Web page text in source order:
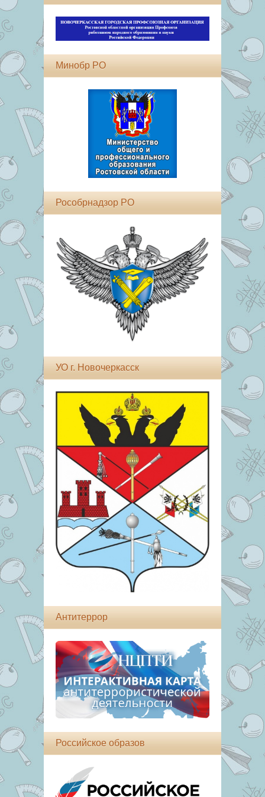
Минобр РО
Рособрнадзор РО
УО г. Новочеркасск
Антитеррор
Российское образов